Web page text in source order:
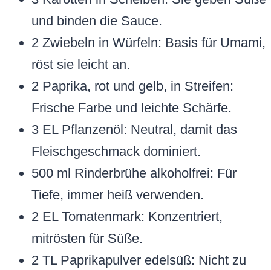
und binden die Sauce.
2 Zwiebeln in Würfeln: Basis für Umami,
röst sie leicht an.
2 Paprika, rot und gelb, in Streifen:
Frische Farbe und leichte Schärfe.
3 EL Pflanzenöl: Neutral, damit das
Fleischgeschmack dominiert.
500 ml Rinderbrühe alkoholfrei: Für
Tiefe, immer heiß verwenden.
2 EL Tomatenmark: Konzentriert,
mitrösten für Süße.
2 TL Paprikapulver edelsüß: Nicht zu